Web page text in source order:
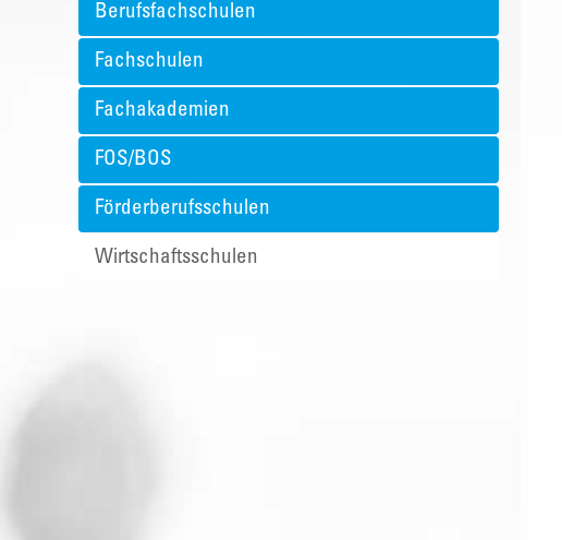
Berufsfachschulen
Fachschulen
Fachakademien
FOS/BOS
Förderberufsschulen
Wirtschaftsschulen